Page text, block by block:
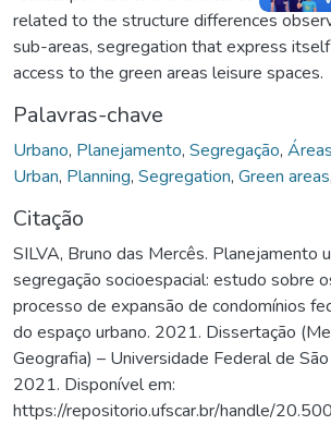
related to the structure differences
sub-areas, segregation that express
access to the green areas leisure spaces.
Palavras-chave
Urbano, Planejamento, Segregação,
Urban, Planning, Segregation, Green areas,
Citação
SILVA, Bruno das Mercês. Planejamento
segregação socioespacial: estudo sobre
processo de expansão de condomínios
do espaço urbano. 2021. Dissertação
Geografia) – Universidade Federal de
2021. Disponível em:
https://repositorio.ufscar.br/handle/